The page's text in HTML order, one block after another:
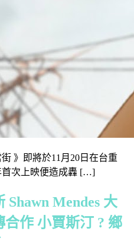
》即將於11月20日在台重
首次上映便造成轟 […]
Shawn Mendes 大
作 小賈斯汀 ? 鄉